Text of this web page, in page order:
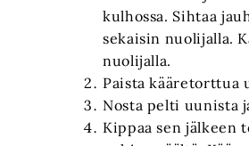
kulhossa. Sihtaa
sekaisin nuolijalla.
nuolijalla.
Paista kääretorttua
Nosta pelti uunista
Kippaa sen jälkeen